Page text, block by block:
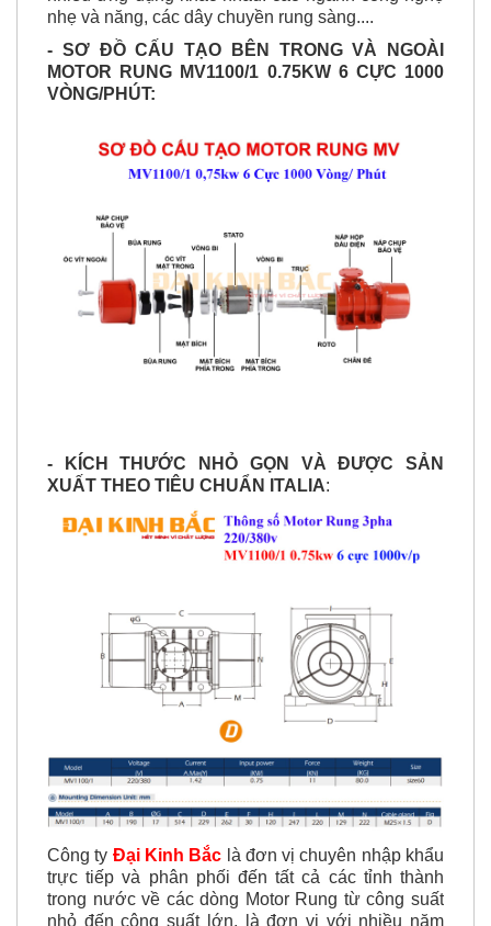
- SƠ ĐỒ CẤU TẠO BÊN TRONG VÀ NGOÀI
MOTOR RUNG MV1100/1 0.75KW 6 CỰC 1000
VÒNG/PHÚT:
XUẤT THEO TIÊU CHUẨN ITALIA
Công tyĐại Kinh Bắclà đơn vị chuyên nhập khẩu
trực tiếp và phân phối đến tất cả các tỉnh thành
trong nước về các dòng Motor Rung từ công suất
nhỏ đến công suất lớn, là đơn vị với nhiều năm
kinh nghiệm am hiểu về dòng Motor Rung nên đây